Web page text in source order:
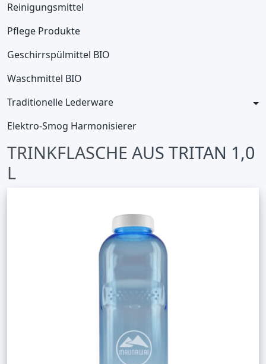
Reinigungsmittel
Pflege Produkte
Geschirrspülmittel BIO
Waschmittel BIO
Traditionelle Lederware
Elektro-Smog Harmonisierer
TRINKFLASCHE AUS TRITAN 1,0
L